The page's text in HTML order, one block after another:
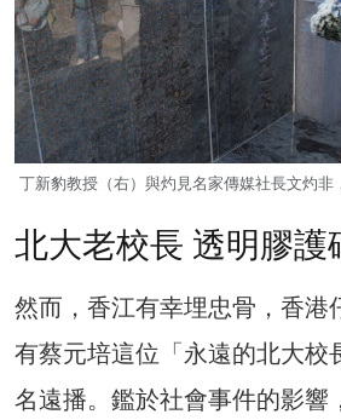
丁新豹教授（右）與灼見名家傳媒社長文灼非
北大老校長 透明膠護
然而，香江有幸埋忠骨，香港
有蔡元培這位「永遠的北大校
名遠播。鑑於社會事件的影響